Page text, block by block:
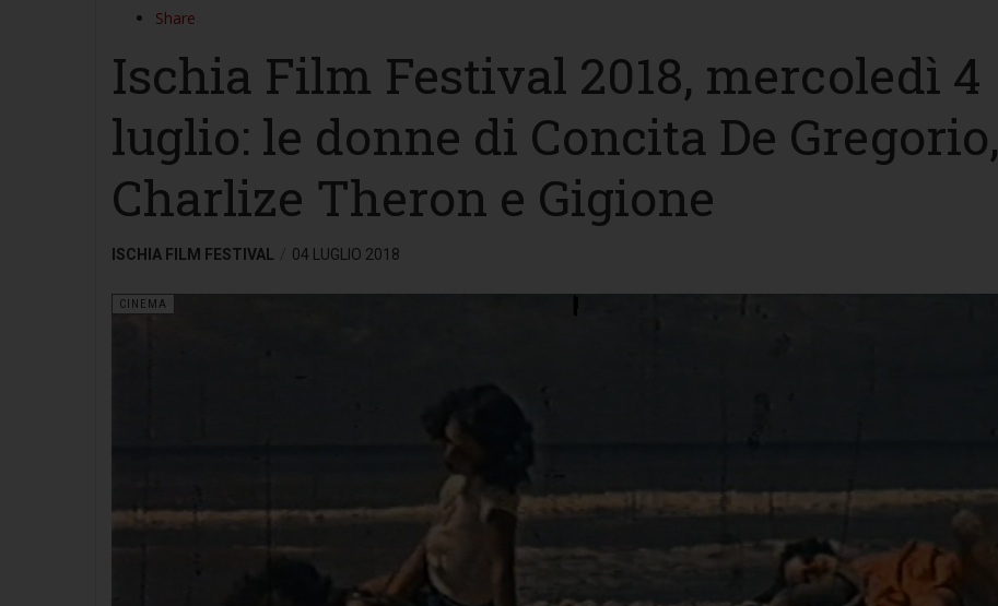
Share
Ischia Film Festival 2018, mercoledì 4
luglio: le donne di Concita De Gregorio,
Charlize Theron e Gigione
ISCHIA FILM FESTIVAL 04 LUGLIO 2018
CINEMA